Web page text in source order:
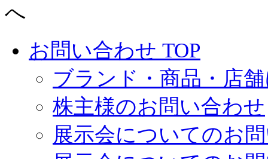
お問い合わせ TOP
ブランド・商品・店
株主様のお問い合わせ
展示会についてのお